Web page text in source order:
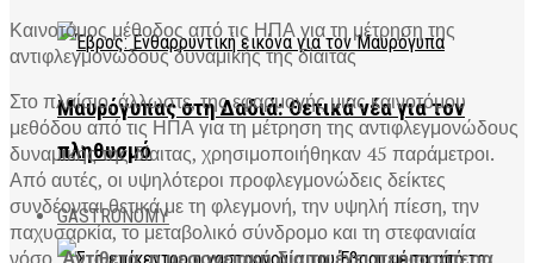
Μαυρόγυπας στη Δαδιά: Θετικά νέα για τον
πληθυσμό
GASTRONOMY
Καινοτόμος μέθοδος από τις ΗΠΑ για τη μέτρηση της
αντιφλεγμονώδους δυναμικής της δίαιτας
Στο πλαίσιο, άλλωστε, της εφαρμογής μιας καινοτόμου
μεθόδου από τις ΗΠΑ για τη μέτρηση της αντιφλεγμονώδους
δυναμικής της δίαιτας, χρησιμοποιήθηκαν 45 παράμετροι.
Από αυτές, οι υψηλότεροι προφλεγμονώδεις δείκτες
συνδέονται θετικά με τη φλεγμονή, την υψηλή πίεση, την
παχυσαρκία, το μεταβολικό σύνδρομο και τη στεφανιαία